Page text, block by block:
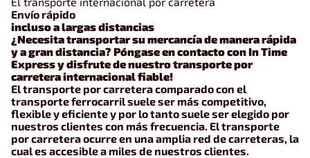
Envío rápido
incluso a largas distancias
¿Necesita transportar su mercancía de manera rápida
y a gran distancia? Póngase en contacto con In Time
Express y disfrute de nuestro transporte por
carretera internacional fiable!
El transporte por carretera comparado con el
transporte ferrocarril suele ser más competitivo,
flexible y eficiente y por lo tanto suele ser elegido por
nuestros clientes con más frecuencia. El transporte
por carretera ocurre en una amplia red de carreteras, la
cual es accesible a miles de nuestros clientes.